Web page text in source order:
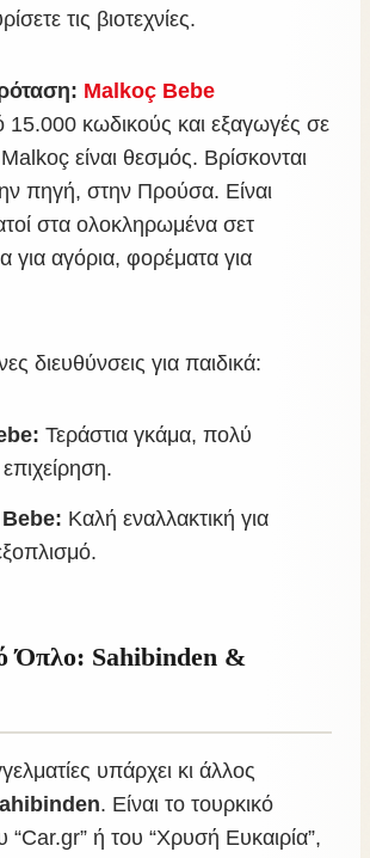
τις βιοτεχνίες.
Malkoç Bebe
κωδικούς και εξαγωγές σε
είναι θεσμός. Βρίσκονται
πηγή, στην Προύσα. Είναι
στα ολοκληρωμένα σετ
για αγόρια, φορέματα για
διευθύνσεις για παιδικά:
Τεράστια γκάμα, πολύ
Καλή εναλλακτική για
Όπλο: Sahibinden &
υπάρχει κι άλλος
. Είναι το τουρκικό
“Car.gr” ή του “Χρυσή Ευκαιρία”,